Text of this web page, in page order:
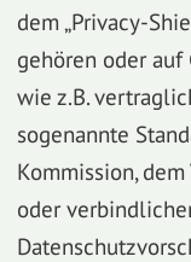
dem „Privacy-
gehören oder auf
wie z.B.
sogenannte
Kommission,
oder